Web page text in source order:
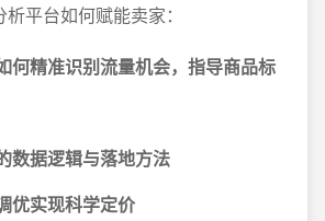
平台如何赋能卖家：
何精准识别流量机会，指导商品标
数据逻辑与落地方法
优实现科学定价